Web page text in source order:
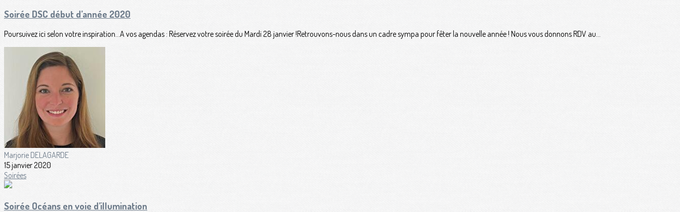
Soirée DSC début d’année 2020
Poursuivez ici selon votre inspiration...A vos agendas : Réservez votre soirée du Mardi 28 janvier !Retrouvons-nous dans un cadre sympa pour fêter la nouvelle année ! Nous vous donnons RDV au...
Marjorie DELAGARDE
15 janvier 2020
Soirées
Soirée Océans en voie d’illumination